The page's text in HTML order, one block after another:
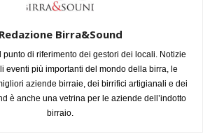
Redazione Birra&Sound
punto di riferimento dei gestori dei locali. Notizie
eventi più importanti del mondo della birra, le
aziende birraie, dei birrifici artigianali e dei
è anche una vetrina per le aziende dell’indotto
birraio.